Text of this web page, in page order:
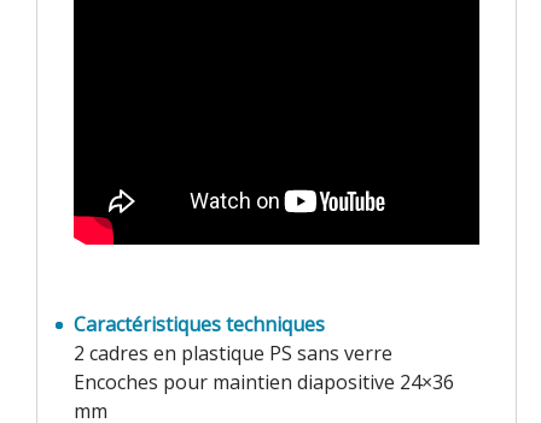
Caractéristiques techniques
2 cadres en plastique PS sans verre
Encoches pour maintien diapositive 24×36
mm